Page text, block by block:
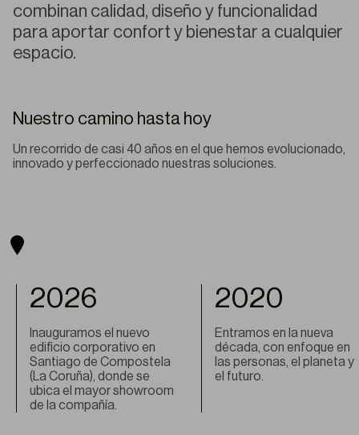
combinan calidad, diseño y funcionalidad
para aportar confort y bienestar a cualquier
espacio.
Nuestro camino hasta hoy
Un recorrido de casi 40 años en el que hemos evolucionado,
innovado y perfeccionado nuestras soluciones.
2026
Inauguramos el nuevo
edificio corporativo en
Santiago de Compostela
(La Coruña), donde se
ubica el mayor showroom
de la compañía.
2020
Entramos en la nueva
década, con enfoque en
las personas, el planeta y
el futuro.